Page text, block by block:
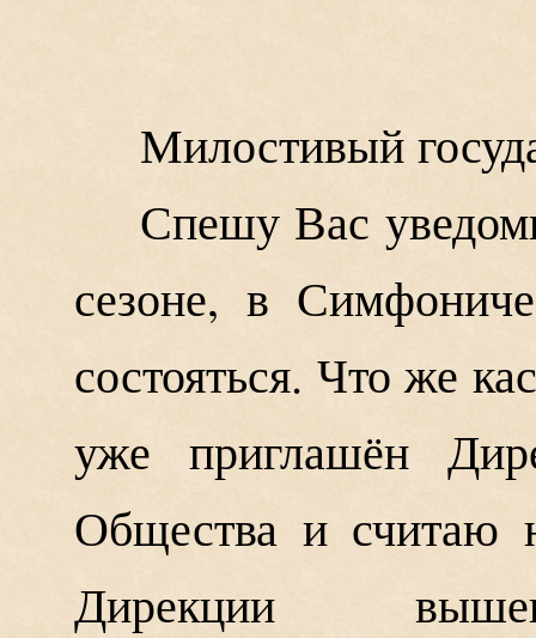
Милостивый
Спешу Вас
сезоне, в
состояться. Что же
уже приглашён
Общества и считаю
Дирекции